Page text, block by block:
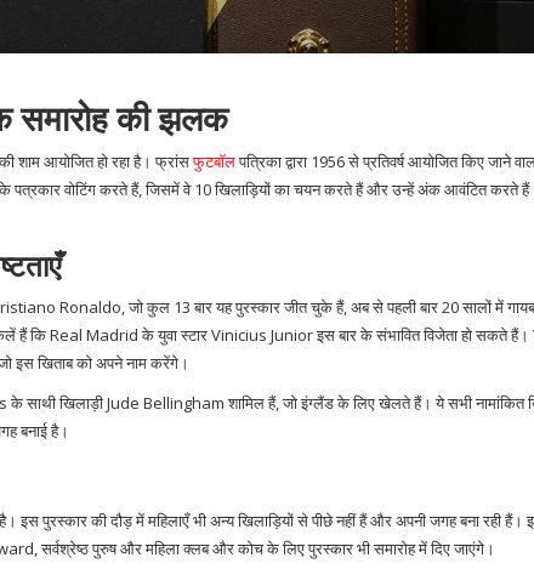
समारोह की झलक
शाम आयोजित हो रहा है। फ्रांसफुटबॉलपत्रिका द्वारा 1956 से प्रतिवर्ष आयोजित किए जाने
पत्रकार वोटिंग करते हैं, जिसमें वे 10 खिलाड़ियों का चयन करते हैं और उन्हें अंक आवंटित करते
Ronaldo, जो कुल 13 बार यह पुरस्कार जीत चुके हैं, अब से पहली बार 20 सालों में
हैं कि Real Madrid के युवा स्टार Vinicius Junior इस बार के संभावित विजेता हो सकते
इस खिताब को अपने नाम करेंगे।
खिलाड़ी Jude Bellingham शामिल हैं, जो इंग्लैंड के लिए खेलते हैं। ये सभी नामांकित
बनाई है।
पुरस्कार की दौड़ में महिलाएँ भी अन्य खिलाड़ियों से पीछे नहीं हैं और अपनी जगह बना रही हैं।
पुरुष और महिला क्लब और कोच के लिए पुरस्कार भी समारोह में दिए जाएंगे।